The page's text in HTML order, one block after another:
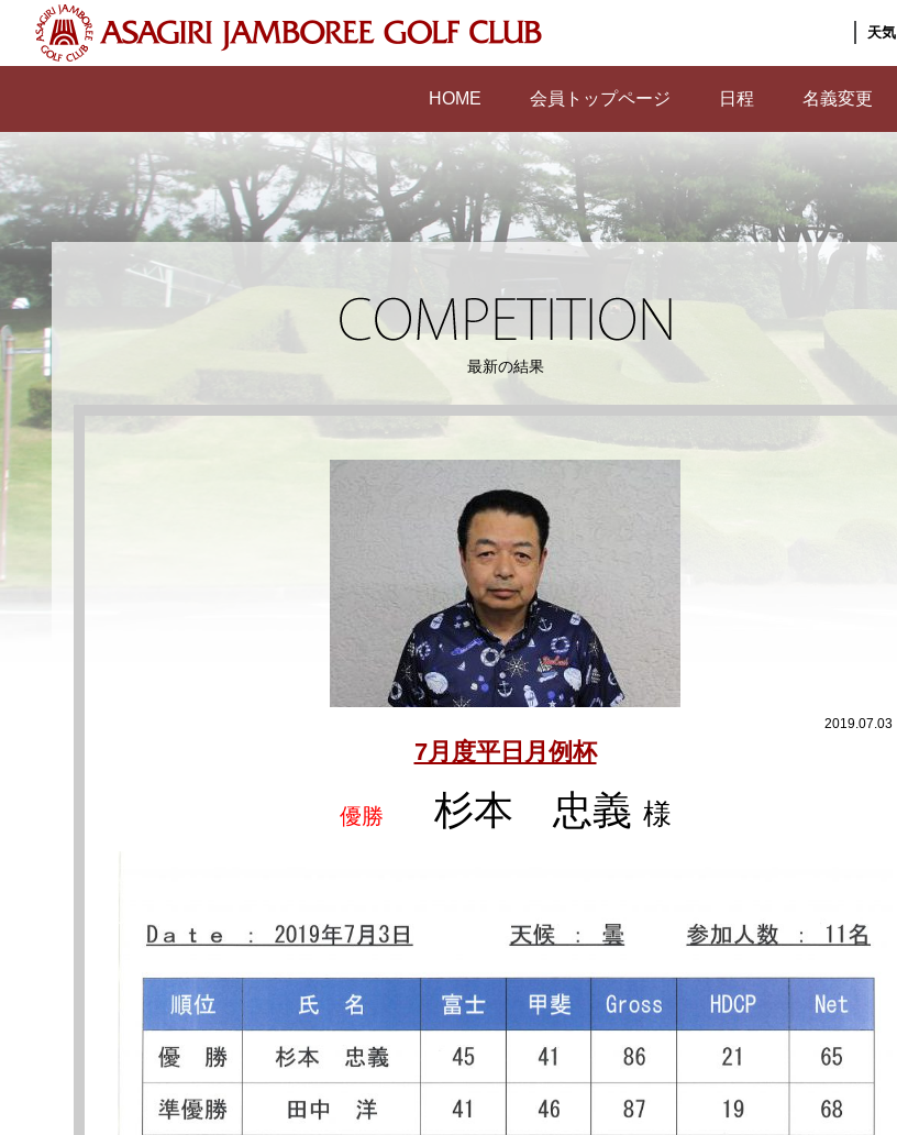
天気
HOME 会員トップページ 日程 名義変更
最新の結果
2019.07.03
7月度平日月例杯
優勝 杉本 忠義 様